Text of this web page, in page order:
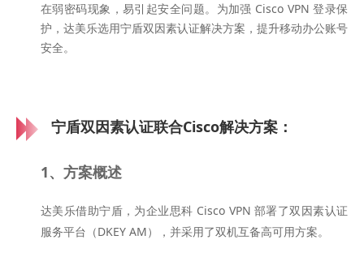
在弱密码现象，易引起安全问题。为加强 Cisco VPN 登录保
护，达美乐选用宁盾双因素认证解决方案，提升移动办公账号
安全。
宁盾双因素认证联合Cisco解决方案：
1、方案概述
达美乐借助宁盾，为企业思科 Cisco VPN 部署了双因素认证
服务平台（DKEY AM），并采用了双机互备高可用方案。